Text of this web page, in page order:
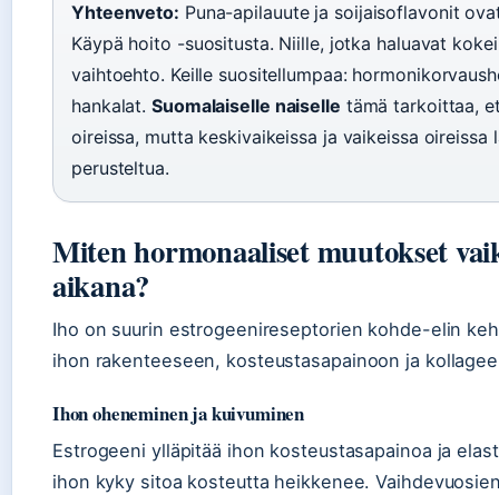
Yhteenveto: Puna-apilauute ja soijaisoflavonit
Käypä hoito -suositusta. Niille, jotka haluavat
vaihtoehto. Keille suositellumpaa:
hankalat.Suomalaiselle naiselle tämä tarkoittaa,
oireissa, mutta keskivaikeissa ja vaikeissa oireissa
perusteltua.
Miten hormonaaliset muutokset
aikana?
Iho on suurin estrogeenireseptorien kohde-elin
ihon rakenteeseen, kosteustasapainoon ja
Ihon oheneminen ja kuivuminen
Estrogeeni ylläpitää ihon kosteustasapainoa ja
ihon kyky sitoa kosteutta heikkenee.